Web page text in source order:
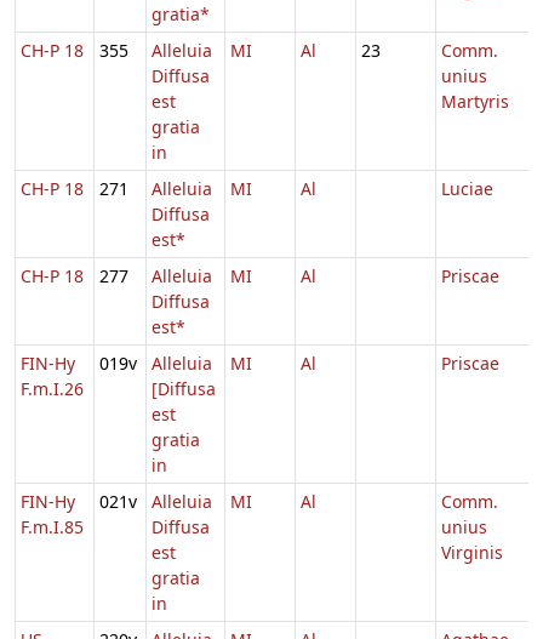
gratia*
CH-P 18 355
Alleluia
Diffusa
est
gratia
in
MI Al 23
Comm.
unius
Martyris
CH-P 18 271
Alleluia
Diffusa
est*
MI Al Luciae
CH-P 18 277
Alleluia
Diffusa
est*
MI Al Priscae
FIN-Hy
F.m.I.26
019v
Alleluia
[Diffusa
est
gratia
in
MI Al Priscae
FIN-Hy
F.m.I.85
021v
Alleluia
Diffusa
est
gratia
in
MI Al
Comm.
unius
Virginis